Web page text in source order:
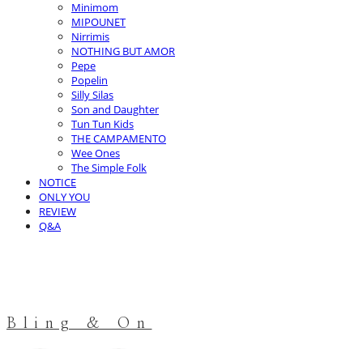
Minimom
MIPOUNET
Nirrimis
NOTHING BUT AMOR
Pepe
Popelin
Silly Silas
Son and Daughter
Tun Tun Kids
THE CAMPAMENTO
Wee Ones
The Simple Folk
NOTICE
ONLY YOU
REVIEW
Q&A
Bling & On